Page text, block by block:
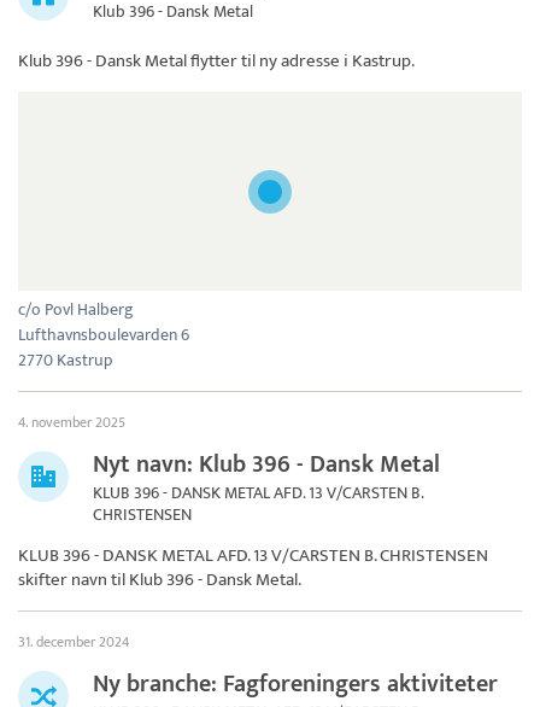
Klub 396 - Dansk Metal
Klub 396 - Dansk Metalflytter til ny adresse i Kastrup.
c/o Povl Halberg
Lufthavnsboulevarden 6
2770 Kastrup
4. november 2025
Nyt navn: Klub 396 - Dansk Metal
KLUB 396 - DANSK METAL AFD. 13 V/CARSTEN B.
CHRISTENSEN
KLUB 396 - DANSK METAL AFD. 13 V/CARSTEN B. CHRISTENSEN
skifter navn tilKlub 396 - Dansk Metal.
31. december 2024
Ny branche: Fagforeningers aktiviteter